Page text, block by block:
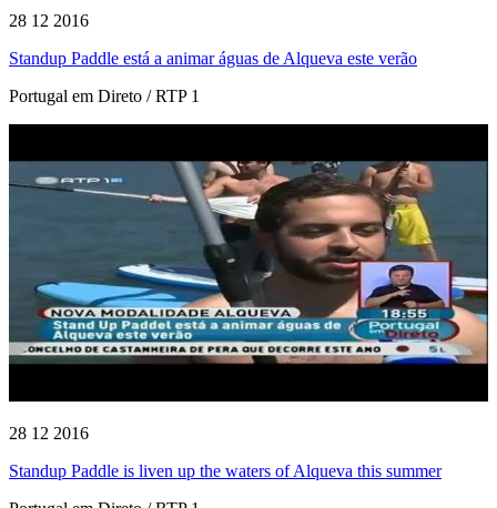
28 12 2016
Standup Paddle está a animar águas de Alqueva este verão
Portugal em Direto / RTP 1
28 12 2016
Standup Paddle is liven up the waters of Alqueva this summer